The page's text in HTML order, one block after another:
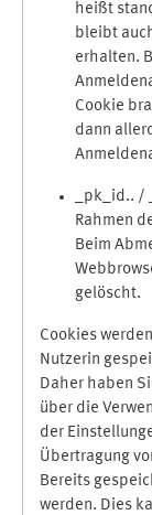
heißt
bleibt
erhalten.
Cookie
dann
_pk_id.. /
Rahmen
Beim
gelöscht.
Cookies
Nutzerin
Daher haben
über die
der
Übertragung
Bereits
werden. Dies